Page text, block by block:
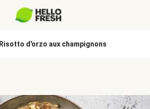
Risotto d'orzo aux champignons